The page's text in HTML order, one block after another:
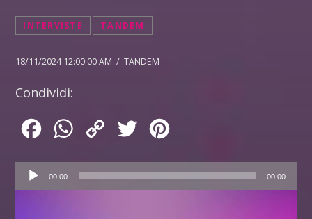
INTERVISTE TANDEM
18/11/2024 12:00:00 AM / TANDEM
Condividi:
FacebookWhatsApp
Copy
Twitter
Audio00:00 00:00